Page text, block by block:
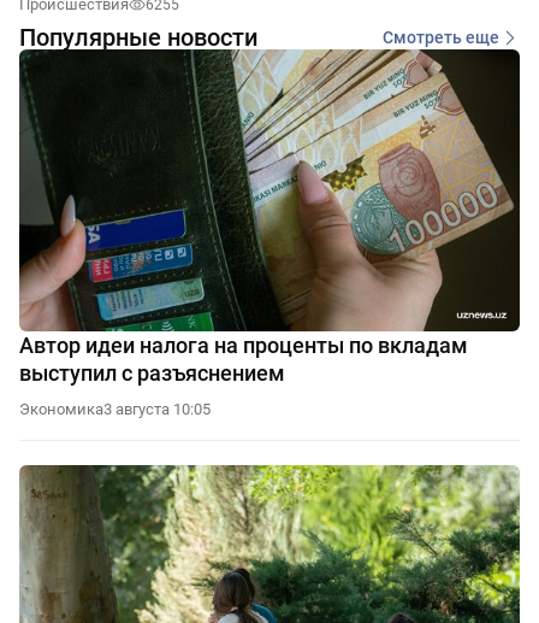
Происшествия 6255
Популярные новости Смотреть еще
Автор идеи налога на проценты по вкладам
выступил с разъяснением
Экономика3 августа 10:05